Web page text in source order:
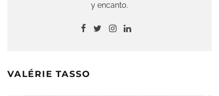
y encanto.
VALÉRIE TASSO